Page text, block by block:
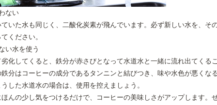
ない
いた水も同じく、二酸化炭素が飛んでいます。必ず新しい水を、そ
ください。
い水を使う
化してくると、鉄分が赤さびとなって水道水と一緒に流れ出てくる
分はコーヒーの成分であるタンニンと結びつき、味や水色が悪くな
した水道水の場合は、使用を控えましょう。
んの少し気をつけるだけで、コーヒーの美味しさがアップします。